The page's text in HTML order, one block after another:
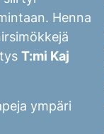
Henna
T:mi Kaj
ympäri